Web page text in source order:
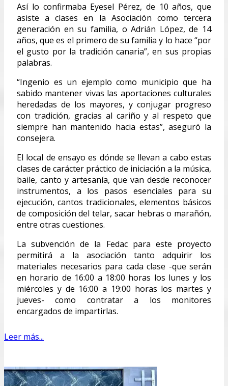
Así lo confirmaba Eyesel Pérez, de 10 años, que
asiste a clases en la Asociación como tercera
generación en su familia, o Adrián López, de 14
años, que es el primero de su familia y lo hace “por
el gusto por la tradición canaria”, en sus propias
palabras.
“Ingenio es un ejemplo como municipio que ha
sabido mantener vivas las aportaciones culturales
heredadas de los mayores, y conjugar progreso
con tradición, gracias al cariño y al respeto que
siempre han mantenido hacia estas”, aseguró la
consejera.
El local de ensayo es dónde se llevan a cabo estas
clases de carácter práctico de iniciación a la música,
baile, canto y artesanía, que van desde reconocer
instrumentos, a los pasos esenciales para su
ejecución, cantos tradicionales, elementos básicos
de composición del telar, sacar hebras o marañón,
entre otras cuestiones.
La subvención de la Fedac para este proyecto
permitirá a la asociación tanto adquirir los
materiales necesarios para cada clase -que serán
en horario de 16:00 a 18:00 horas los lunes y los
miércoles y de 16:00 a 19:00 horas los martes y
jueves- como contratar a los monitores
encargados de impartirlas.
Leer más...